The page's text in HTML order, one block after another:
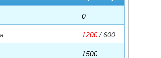
0
1200 / 600
1500